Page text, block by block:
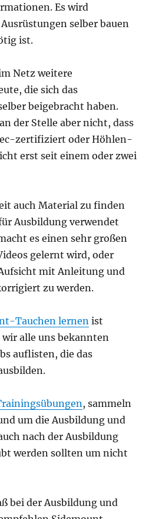
Es wird
selber bauen
ist.
Netz weitere
die sich das
beigebracht haben.
der Stelle aber nicht, dass
zertifiziert oder Höhlen-
erst seit einem oder zwei
auch Material zu finden
Ausbildung verwendet
es einen sehr großen
gelernt wird, oder
mit Anleitung und
zu werden.
Tauchen lernen ist
alle uns bekannten
auflisten, die das
, sammeln
um die Ausbildung und
nach der Ausbildung
werden sollten um nicht
bei der Ausbildung und